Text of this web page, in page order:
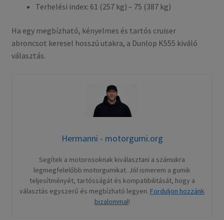
Terhelési index: 61 (257 kg) – 75 (387 kg)
Ha egy megbízható, kényelmes és tartós cruiser
abroncsot keresel hosszú utakra, a Dunlop K555 kiváló
választás.
Hermanni - motorgumi.org
Segítek a motorosoknak kiválasztani a számukra
legmegfelelőbb motorgumikat. Jól ismerem a gumik
teljesítményét, tartósságát és kompatibilitását, hogy a
választás egyszerű és megbízható legyen. Forduljon hozzánk
bizalommal!